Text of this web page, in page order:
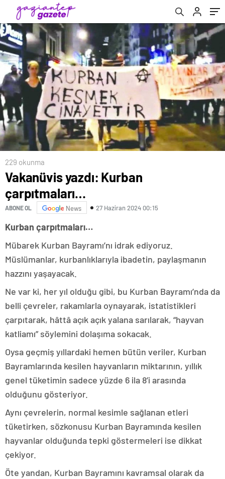
229 okunma
Vakanüvis yazdı: Kurban
çarpıtmaları…
ABONE OL News 27 Haziran 2024 00:15
Kurban çarpıtmaları…
Mübarek Kurban Bayramı’nı idrak ediyoruz.
Müslümanlar, kurbanlıklarıyla ibadetin, paylaşmanın
hazzını yaşayacak.
Ne var ki, her yıl olduğu gibi, bu Kurban Bayramı’nda da
belli çevreler, rakamlarla oynayarak, istatistikleri
çarpıtarak, hâttâ açık açık yalana sarılarak, “hayvan
katliamı” söylemini dolaşıma sokacak.
Oysa geçmiş yıllardaki hemen bütün veriler, Kurban
Bayramlarında kesilen hayvanların miktarının, yıllık
genel tüketimin sadece yüzde 6 ila 8’i arasında
olduğunu gösteriyor.
Aynı çevrelerin, normal kesimle sağlanan etleri
tüketirken, sözkonusu Kurban Bayramında kesilen
hayvanlar olduğunda tepki göstermeleri ise dikkat
çekiyor.
Öte yandan, Kurban Bayramını kavramsal olarak da